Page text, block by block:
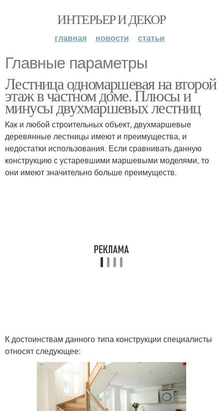
ИНТЕРЬЕР И ДЕКОР
главная новости статьи
Главные параметры
Лестница одномаршевая на второй
этаж в частном доме. Плюсы и
минусы двухмаршевых лестниц
Как и любой строительных объект, двухмаршевые
деревянные лестницы имеют и преимущества, и
недостатки использования. Если сравнивать данную
конструкцию с устаревшими маршевыми моделями, то
они имеют значительно больше преимуществ.
К достоинствам данного типа конструкции специалисты
относят следующее: